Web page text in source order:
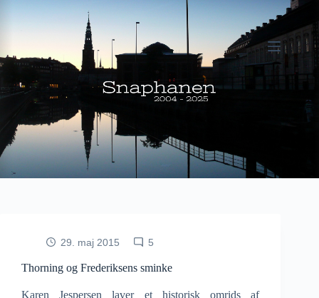
29. maj 2015 5
Thorning og Frederiksens sminke
Karen Jespersen laver et historisk omrids af